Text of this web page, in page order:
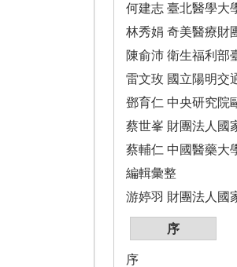
何建志 臺北醫學大
林秀娟 奇美醫療財
陳俞沛 衛生福利部
雷文玫 國立陽明交
鄧育仁 中央研究院
蔡世峯 財團法人國
蔡輔仁 中國醫藥大
編輯彙整
游婷羽 財團法人國
序
序